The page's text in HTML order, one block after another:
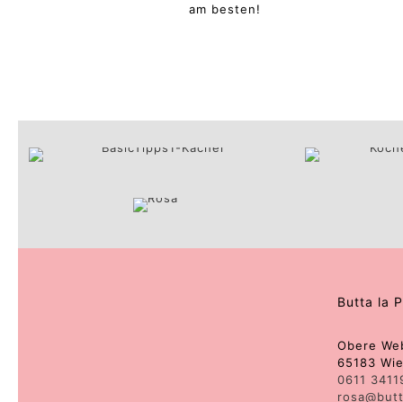
am besten!
Butta la
Obere
65183
0611